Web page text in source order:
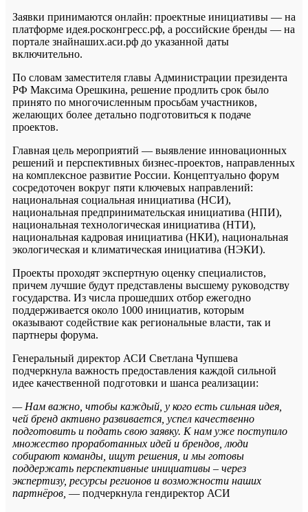
Заявки принимаются онлайн: проектные инициативы — на
платформе идея.росконгресс.рф, а российские бренды — на
портале знайнаших.аси.рф до указанной даты
включительно.
По словам заместителя главы Администрации президента
РФ Максима Орешкина, решение продлить срок было
принято по многочисленным просьбам участников,
желающих более детально подготовиться к подаче
проектов.
Главная цель мероприятий — выявление инновационных
решений и перспективных бизнес-проектов, направленных
на комплексное развитие России. Концептуально форум
сосредоточен вокруг пяти ключевых направлений:
национальная социальная инициатива (НСИ),
национальная предпринимательская инициатива (НПИ),
национальная технологическая инициатива (НТИ),
национальная кадровая инициатива (НКИ), национальная
экологическая и климатическая инициатива (НЭКИ).
Проекты проходят экспертную оценку специалистов,
причем лучшие будут представлены высшему руководству
государства. Из числа прошедших отбор ежегодно
поддерживается около 1000 инициатив, которым
оказывают содействие как региональные власти, так и
партнеры форума.
Генеральный директор АСИ Светлана Чупшева
подчеркнула важность предоставления каждой сильной
идее качественной подготовки и шанса реализации:
— Нам важно, чтобы каждый, у кого есть сильная идея,
чей бренд активно развивается, успел качественно
подготовить и подать свою заявку. К нам уже поступило
множество проработанных идей и брендов, люди
собирают команды, ищут решения, и мы готовы
поддержать перспективные инициативы – через
экспертизу, ресурсы регионов и возможности наших
партнёров, — подчеркнула гендиректор АСИ